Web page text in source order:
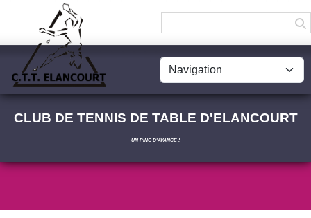
CLUB DE TENNIS DE TABLE D'ELANCOURT
UN PING D'AVANCE !
Panneau de gestion des cookies